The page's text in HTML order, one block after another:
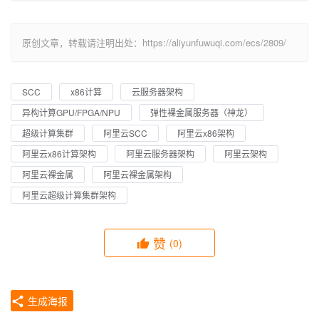
原创文章，转载请注明出处：https://aliyunfuwuqi.com/ecs/2809/
SCC x86计算
云服务器架构
异构计算GPU/FPGA/NPU
弹性裸金属服务器（神龙）
超级计算集群
阿里云SCC
阿里云x86架构
阿里云x86计算架构
阿里云服务器架构
阿里云架构
阿里云裸金属
阿里云裸金属架构
阿里云超级计算集群架构
赞 (0)
生成海报